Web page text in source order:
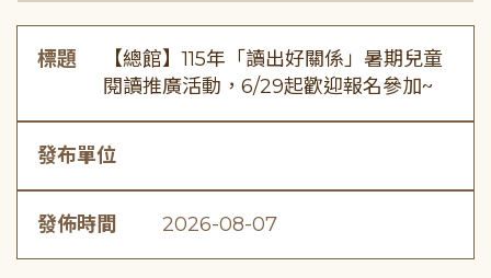
標題
【總館】115年「讀出好關係」暑期兒童
閱讀推廣活動，6/29起歡迎報名參加~
發布單位
發佈時間 2026-08-07